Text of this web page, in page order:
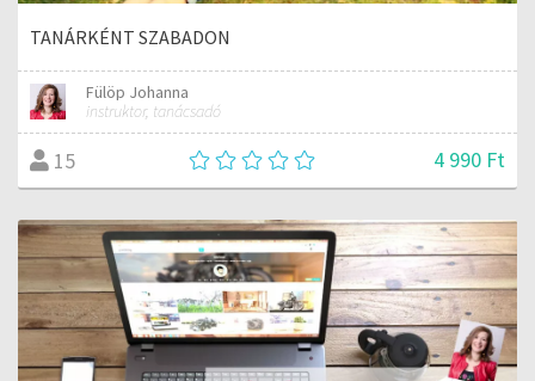
TANÁRKÉNT SZABADON
Fülöp Johanna
instruktor, tanácsadó
15 4 990 Ft